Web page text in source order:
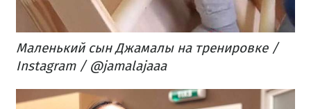
Маленький сын Джамалы на тренировке /
Instagram / @jamalajaaa